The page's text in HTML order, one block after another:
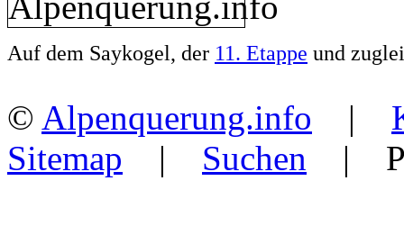
Auf dem Saykogel, der 11. Etappe und
© Alpenquerung.info |
Sitemap | Suchen |